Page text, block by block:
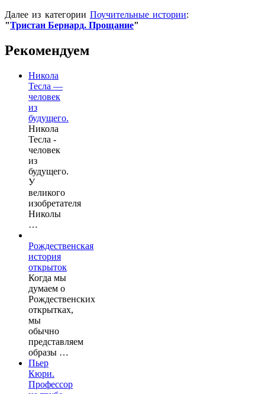
Далее из категории Поучительные истории:
"Тристан Бернард. Прощание"
Рекомендуем
Никола
Тесла —
человек
из
будущего.
Никола
Тесла -
человек
из
будущего.
У
великого
изобретателя
Николы
…
Рождественская
история
открыток
Когда мы
думаем о
Рождественских
открытках,
мы
обычно
представляем
образы …
Пьер
Кюри.
Профессор